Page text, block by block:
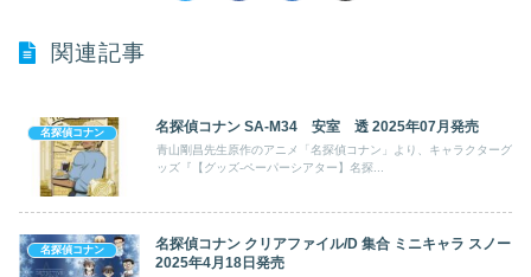
関連記事
名探偵コナン 名探偵コナン SA-M34 安室 透 2025年07月発売
青山剛昌先生原作のアニメ「名探偵コナン」より、キャラクターグ
ッズ『【グッズ-ペーパーシアター】名探...
名探偵コナン
名探偵コナン クリアファイル/D 集合 ミニキャラ スノー
2025年4月18日発売